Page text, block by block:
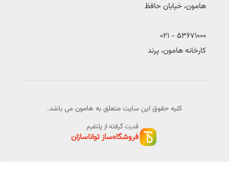
هامون، خیابان حافظ
53671000 - 021
کارخانه هامون، پرند
کلیه حقوق این سایت متعلق به هامون می باشد.
قدرت گرفته از پلتفرم
فروشگاه‌ساز تواناسازان